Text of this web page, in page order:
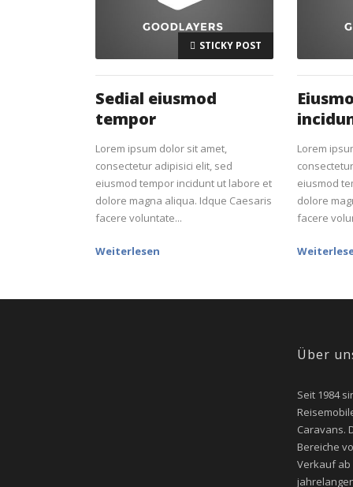
STICKY POST
Sedial eiusmod
tempor
Lorem ipsum dolor sit amet,
consectetur adipisici elit, sed
eiusmod tempor incidunt ut labore et
dolore magna aliqua. Idque Caesaris
facere voluntate...
Weiterlesen
Lorem
eiusmod
dolore
facere
Über
Seit 1984
Caravans.
Bereiche
Verkauf